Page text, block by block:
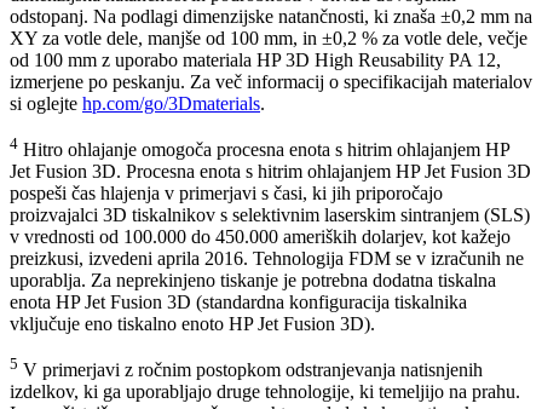
odstopanj. Na podlagi dimenzijske natančnosti, ki znaša ±0,2 mm na
XY za votle dele, manjše od 100 mm, in ±0,2 % za votle dele, večje
od 100 mm z uporabo materiala HP 3D High Reusability PA 12,
izmerjene po peskanju. Za več informacij o specifikacijah materialov
si oglejte hp.com/go/3Dmaterials.
4 Hitro ohlajanje omogoča procesna enota s hitrim ohlajanjem HP
Jet Fusion 3D. Procesna enota s hitrim ohlajanjem HP Jet Fusion 3D
pospeši čas hlajenja v primerjavi s časi, ki jih priporočajo
proizvajalci 3D tiskalnikov s selektivnim laserskim sintranjem (SLS)
v vrednosti od 100.000 do 450.000 ameriških dolarjev, kot kažejo
preizkusi, izvedeni aprila 2016. Tehnologija FDM se v izračunih ne
uporablja. Za neprekinjeno tiskanje je potrebna dodatna tiskalna
enota HP Jet Fusion 3D (standardna konfiguracija tiskalnika
vključuje eno tiskalno enoto HP Jet Fusion 3D).
5 V primerjavi z ročnim postopkom odstranjevanja natisnjenih
izdelkov, ki ga uporabljajo druge tehnologije, ki temeljijo na prahu.